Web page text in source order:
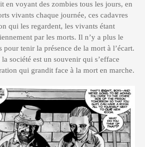
en voyant des zombies tous les jours, en
vivants chaque journée, ces cadavres
qui les regardent, les vivants étant
par les morts. Il n’y a plus le
pour tenir la présence de la mort à l’écart.
société est un souvenir qui s’efface
qui grandit face à la mort en marche.